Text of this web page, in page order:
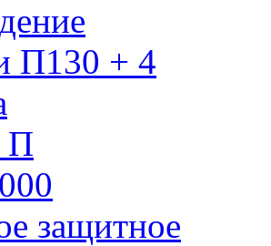
П130 + 4
П
защитное